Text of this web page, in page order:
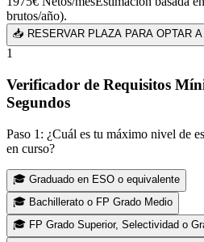
brutos/año).
📥 RESERVAR PLAZA PARA OPTAR
1
Verificador de Requisitos
Segundos
Paso 1: ¿Cuál es tu máximo nivel de
en curso?
🎓 Graduado en ESO o equivalente
🎓 Bachillerato o FP Grado Medio
🎓 FP Grado Superior, Selectividad o